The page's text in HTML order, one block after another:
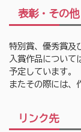
表彰・その他
特別賞、優秀賞及
入賞作品について
予定しています。
またその際には、
リンク先